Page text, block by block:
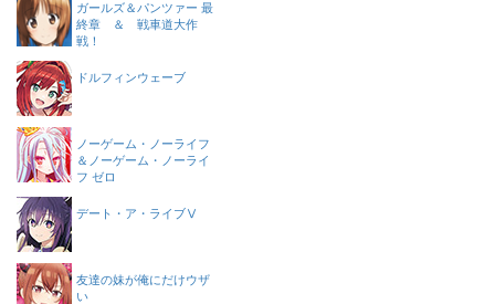
ガールズ＆パンツァー 最
終章 ＆ 戦車道大作
戦！
ドルフィンウェーブ
ノーゲーム・ノーライフ
＆ノーゲーム・ノーライ
フ ゼロ
デート・ア・ライブⅤ
友達の妹が俺にだけウザ
い